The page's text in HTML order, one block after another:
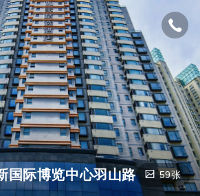
国际博览中心羽山路源深体育
59张